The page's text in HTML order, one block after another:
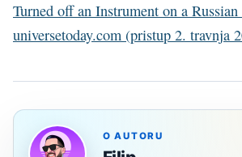
Turned off an Instrument on a Russian
universetoday.com (pristup 2. travnja
O AUTORU